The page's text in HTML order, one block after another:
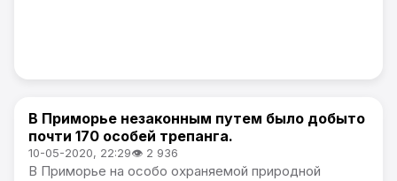
Новости Приморского края
В Приморье незаконным путем было добыто
почти 170 особей трепанга.
10-05-2020, 22:29👁 2 936
В Приморье на особо охраняемой природной